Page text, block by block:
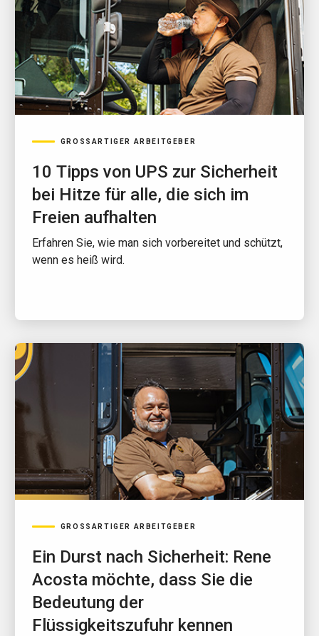
GROSSARTIGER ARBEITGEBER
10 Tipps von UPS zur Sicherheit
bei Hitze für alle, die sich im
Freien aufhalten
Erfahren Sie, wie man sich vorbereitet und schützt,
wenn es heiß wird.
GROSSARTIGER ARBEITGEBER
Ein Durst nach Sicherheit: Rene
Acosta möchte, dass Sie die
Bedeutung der
Flüssigkeitszufuhr kennen